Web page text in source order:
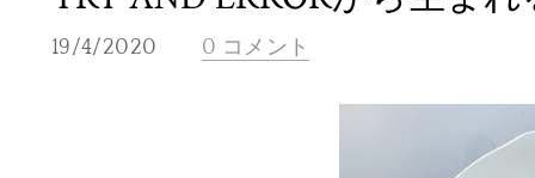
19/4/2020 0 コメント